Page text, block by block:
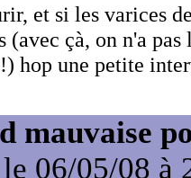
et si les varices
(avec çà, on n'a
hop une petite
mauvaise
06/05/08 à